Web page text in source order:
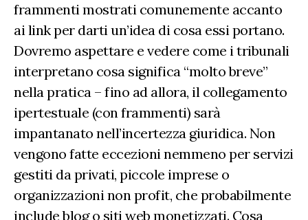
frammenti mostrati comunemente accanto
ai link per darti un’idea di cosa essi portano.
Dovremo aspettare e vedere come i tribunali
interpretano cosa significa “molto breve”
nella pratica – fino ad allora, il collegamento
ipertestuale (con frammenti) sarà
impantanato nell’incertezza giuridica. Non
vengono fatte eccezioni nemmeno per servizi
gestiti da privati, piccole imprese o
organizzazioni non profit, che probabilmente
include blog o siti web monetizzati. Cosa